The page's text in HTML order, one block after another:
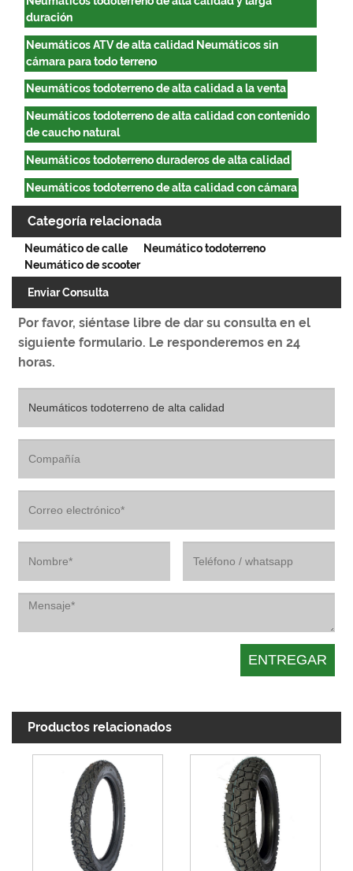
duración
Neumáticos ATV de alta calidad Neumáticos sin
cámara para todo terreno
Neumáticos todoterreno de alta calidad a la venta
Neumáticos todoterreno de alta calidad con contenido
de caucho natural
Neumáticos todoterreno duraderos de alta calidad
Neumáticos todoterreno de alta calidad con cámara
Categoría relacionada
Neumático de calle
Neumático todoterreno
Neumático de scooter
Enviar Consulta
Por favor, siéntase libre de dar su consulta en el
siguiente formulario. Le responderemos en 24
horas.
Productos relacionados